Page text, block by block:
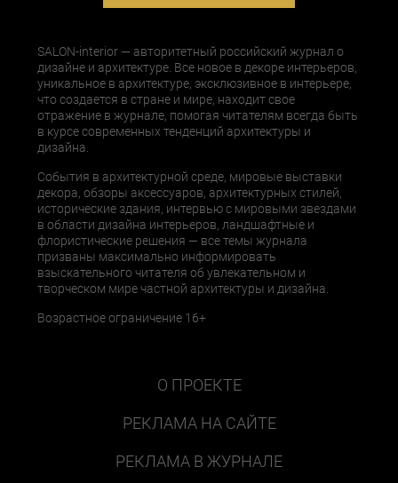
SALON-interior — авторитетный российский журнал о
дизайне и архитектуре. Все новое в декоре интерьеров,
уникальное в архитектуре, эксклюзивное в интерьере,
что создается в стране и мире, находит свое
отражение в журнале, помогая читателям всегда быть
в курсе современных тенденций архитектуры и
дизайна.
События в архитектурной среде, мировые выставки
декора, обзоры аксессуаров, архитектурных стилей,
исторические здания, интервью с мировыми звездами
в области дизайна интерьеров, ландшафтные и
флористические решения — все темы журнала
призваны максимально информировать
взыскательного читателя об увлекательном и
творческом мире частной архитектуры и дизайна.
Возрастное ограничение 16+
О ПРОЕКТЕ
РЕКЛАМА НА САЙТЕ
РЕКЛАМА В ЖУРНАЛЕ